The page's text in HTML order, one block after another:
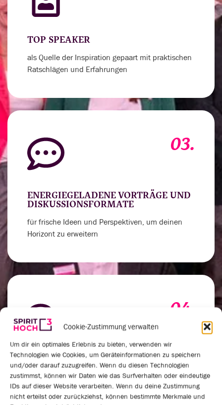
Cookie-Zustimmung verwalten
Um dir ein optimales Erlebnis zu bieten, verwenden wir
Technologien wie Cookies, um Geräteinformationen zu speichern
und/oder darauf zuzugreifen. Wenn du diesen Technologien
zustimmst, können wir Daten wie das Surfverhalten oder eindeutige
IDs auf dieser Website verarbeiten. Wenn du deine Zustimmung
nicht erteilst oder zurückziehst, können bestimmte Merkmale und
TOP SPEAKER
als Quelle der Inspiration gepaart mit praktischen
Ratschlägen und Erfahrungen
03.
ENERGIEGELADENE VORTRÄGE UND
DISKUSSIONSFORMATE
für frische Ideen und Perspektiven, um deinen
Horizont zu erweitern
04.
VERNETZUNGSRUNDEN UND
PRAXISAUSTAUSCH
um deinen Spirit für außergewöhnliche
Leistungen anzukurbeln